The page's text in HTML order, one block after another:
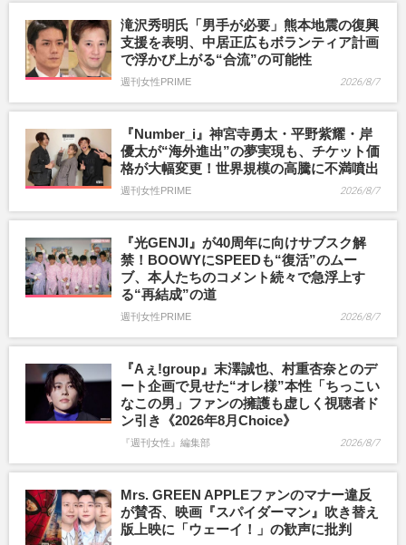
滝沢秀明氏「男手が必要」熊本地震の復興
支援を表明、中居正広もボランティア計画
で浮かび上がる“合流”の可能性
週刊女性PRIME 2026/8/7
『Number_i』神宮寺勇太・平野紫耀・岸
優太が“海外進出”の夢実現も、チケット価
格が大幅変更！世界規模の高騰に不満噴出
週刊女性PRIME 2026/8/7
『光GENJI』が40周年に向けサブスク解
禁！BOOWYにSPEEDも“復活”のムー
ブ、本人たちのコメント続々で急浮上す
る“再結成”の道
週刊女性PRIME 2026/8/7
『Aぇ!group』末澤誠也、村重杏奈とのデ
ート企画で見せた“オレ様”本性「ちっこい
なこの男」ファンの擁護も虚しく視聴者ド
ン引き《2026年8月Choice》
『週刊女性』編集部 2026/8/7
Mrs. GREEN APPLEファンのマナー違反
が賛否、映画『スパイダーマン』吹き替え
版上映に「ウェーイ！」の歓声に批判